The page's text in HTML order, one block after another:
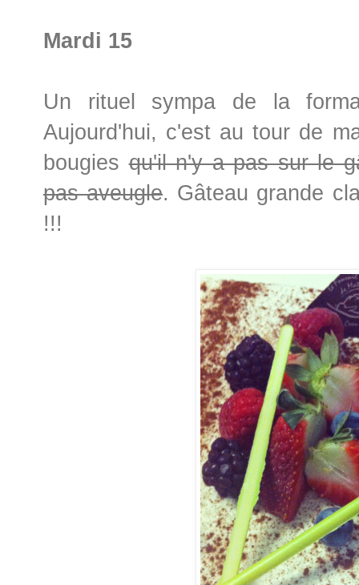
Mardi 15
Un rituel sympa de la
Aujourd'hui, c'est au tour de
bougiesqu'il n'y a pas sur le
pas aveugle. Gâteau grande
!!!